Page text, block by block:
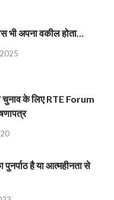
भी अपना वकील होता…
चुनाव के लिए RTE Forum
है या आत्महीनता से